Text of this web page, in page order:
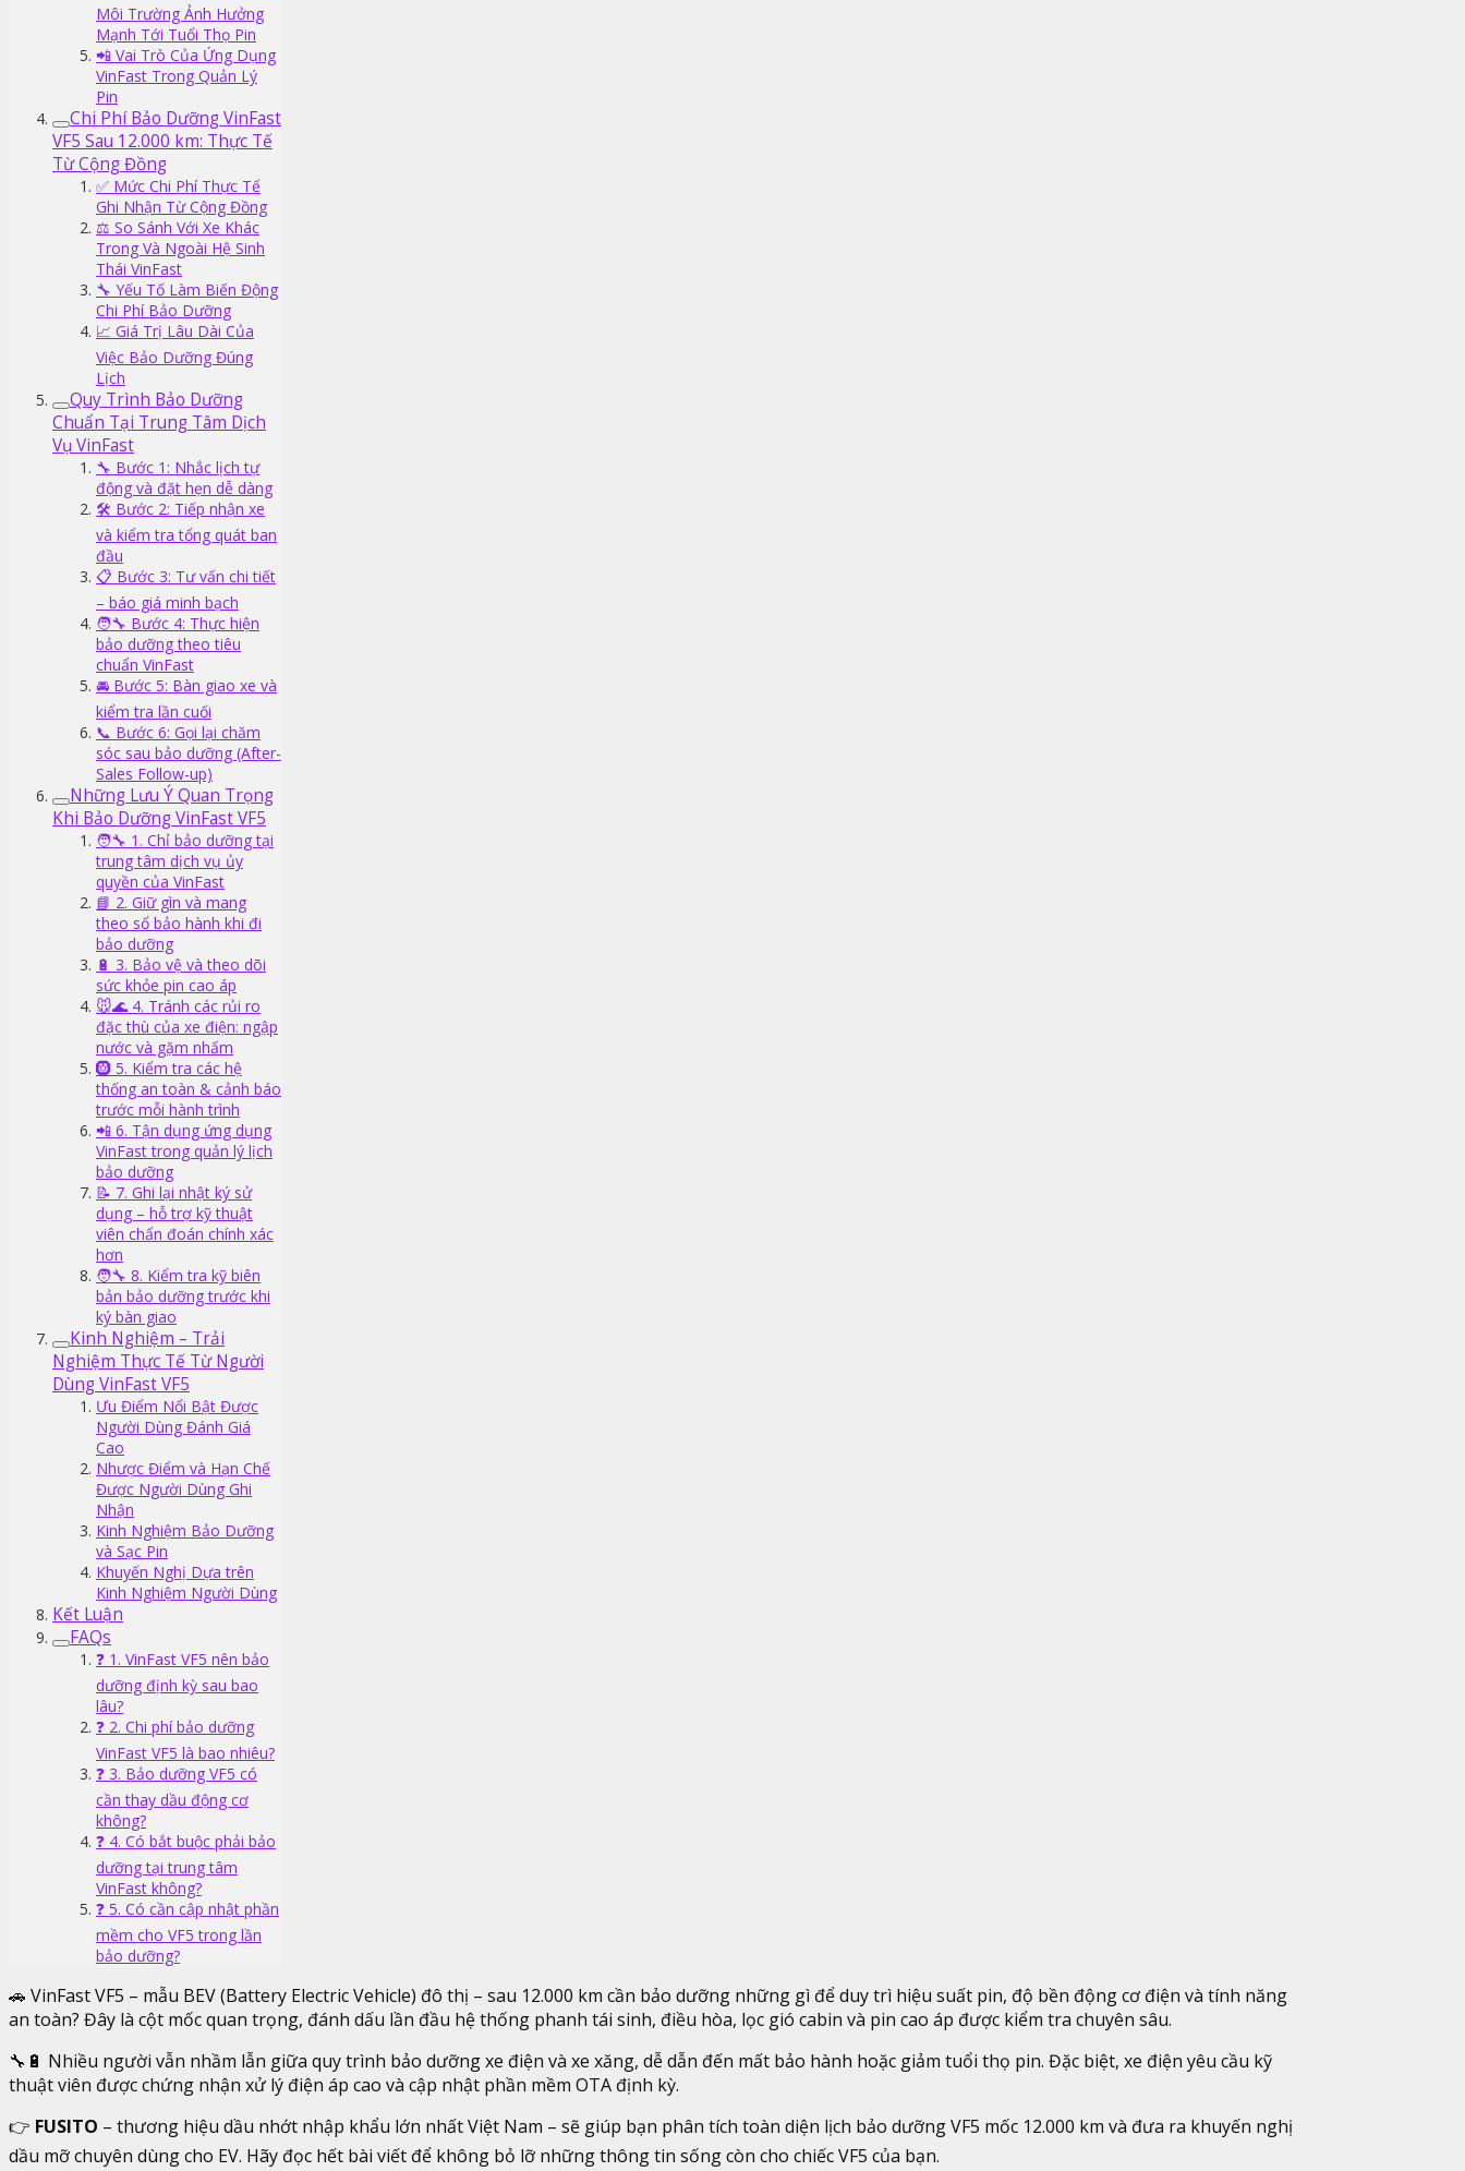
Môi Trường Ảnh Hưởng
Mạnh Tới Tuổi Thọ Pin
📲 Vai Trò Của Ứng Dụng
VinFast Trong Quản Lý
Pin
Chi Phí Bảo Dưỡng VinFast
VF5 Sau 12.000 km: Thực Tế
Từ Cộng Đồng
✅ Mức Chi Phí Thực Tế
Ghi Nhận Từ Cộng Đồng
⚖️ So Sánh Với Xe Khác
Trong Và Ngoài Hệ Sinh
Thái VinFast
🔧 Yếu Tố Làm Biến Động
Chi Phí Bảo Dưỡng
📈 Giá Trị Lâu Dài Của
Việc Bảo Dưỡng Đúng
Lịch
Quy Trình Bảo Dưỡng
Chuẩn Tại Trung Tâm Dịch
Vụ VinFast
🔧 Bước 1: Nhắc lịch tự
động và đặt hẹn dễ dàng
🛠️ Bước 2: Tiếp nhận xe
và kiểm tra tổng quát ban
đầu
📋 Bước 3: Tư vấn chi tiết
– báo giá minh bạch
🧑‍🔧 Bước 4: Thực hiện
bảo dưỡng theo tiêu
chuẩn VinFast
🚘 Bước 5: Bàn giao xe và
kiểm tra lần cuối
📞 Bước 6: Gọi lại chăm
sóc sau bảo dưỡng (After-
Sales Follow-up)
Những Lưu Ý Quan Trọng
Khi Bảo Dưỡng VinFast VF5
🧑‍🔧 1. Chỉ bảo dưỡng tại
trung tâm dịch vụ ủy
quyền của VinFast
📘 2. Giữ gìn và mang
theo sổ bảo hành khi đi
bảo dưỡng
🔋 3. Bảo vệ và theo dõi
sức khỏe pin cao áp
🐭🌊 4. Tránh các rủi ro
đặc thù của xe điện: ngập
nước và gặm nhấm
🛞 5. Kiểm tra các hệ
thống an toàn & cảnh báo
trước mỗi hành trình
📲 6. Tận dụng ứng dụng
VinFast trong quản lý lịch
bảo dưỡng
📝 7. Ghi lại nhật ký sử
dụng – hỗ trợ kỹ thuật
viên chẩn đoán chính xác
hơn
🧑‍🔧 8. Kiểm tra kỹ biên
bản bảo dưỡng trước khi
ký bàn giao
Kinh Nghiệm – Trải
Nghiệm Thực Tế Từ Người
Dùng VinFast VF5
Ưu Điểm Nổi Bật Được
Người Dùng Đánh Giá
Cao
Nhược Điểm và Hạn Chế
Được Người Dùng Ghi
Nhận
Kinh Nghiệm Bảo Dưỡng
và Sạc Pin
Khuyến Nghị Dựa trên
Kinh Nghiệm Người Dùng
Kết Luận
FAQs
❓ 1. VinFast VF5 nên bảo
dưỡng định kỳ sau bao
lâu?
❓ 2. Chi phí bảo dưỡng
VinFast VF5 là bao nhiêu?
❓ 3. Bảo dưỡng VF5 có
cần thay dầu động cơ
không?
❓ 4. Có bắt buộc phải bảo
dưỡng tại trung tâm
VinFast không?
❓ 5. Có cần cập nhật phần
mềm cho VF5 trong lần
bảo dưỡng?
🚗 VinFast VF5 – mẫu BEV (Battery Electric Vehicle) đô thị – sau 12.000 km cần bảo dưỡng những gì để duy trì hiệu suất pin, độ bền động cơ điện và tính năng
an toàn? Đây là cột mốc quan trọng, đánh dấu lần đầu hệ thống phanh tái sinh, điều hòa, lọc gió cabin và pin cao áp được kiểm tra chuyên sâu.
🔧🔋 Nhiều người vẫn nhầm lẫn giữa quy trình bảo dưỡng xe điện và xe xăng, dễ dẫn đến mất bảo hành hoặc giảm tuổi thọ pin. Đặc biệt, xe điện yêu cầu kỹ
thuật viên được chứng nhận xử lý điện áp cao và cập nhật phần mềm OTA định kỳ.
👉 FUSITO – thương hiệu dầu nhớt nhập khẩu lớn nhất Việt Nam – sẽ giúp bạn phân tích toàn diện lịch bảo dưỡng VF5 mốc 12.000 km và đưa ra khuyến nghị
dầu mỡ chuyên dùng cho EV. Hãy đọc hết bài viết để không bỏ lỡ những thông tin sống còn cho chiếc VF5 của bạn.